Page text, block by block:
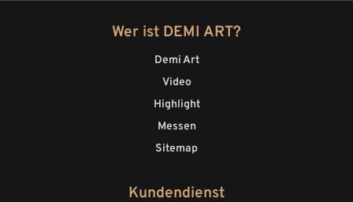
Wer ist DEMI ART?
Demi Art
Video
Highlight
Messen
Sitemap
Kundendienst